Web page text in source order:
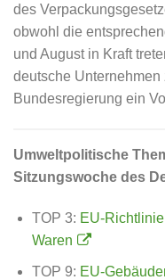
des
obwohl die
und August in Kraft
deutsche Unternehmen
Bundesregierung ein
Umweltpolitische
Sitzungswoche des
TOP 3: EU-
Waren
TOP 9: EU-